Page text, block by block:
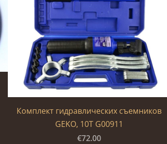
Комплект гидравлических съемников
GEKO, 10T G00911
€72.00